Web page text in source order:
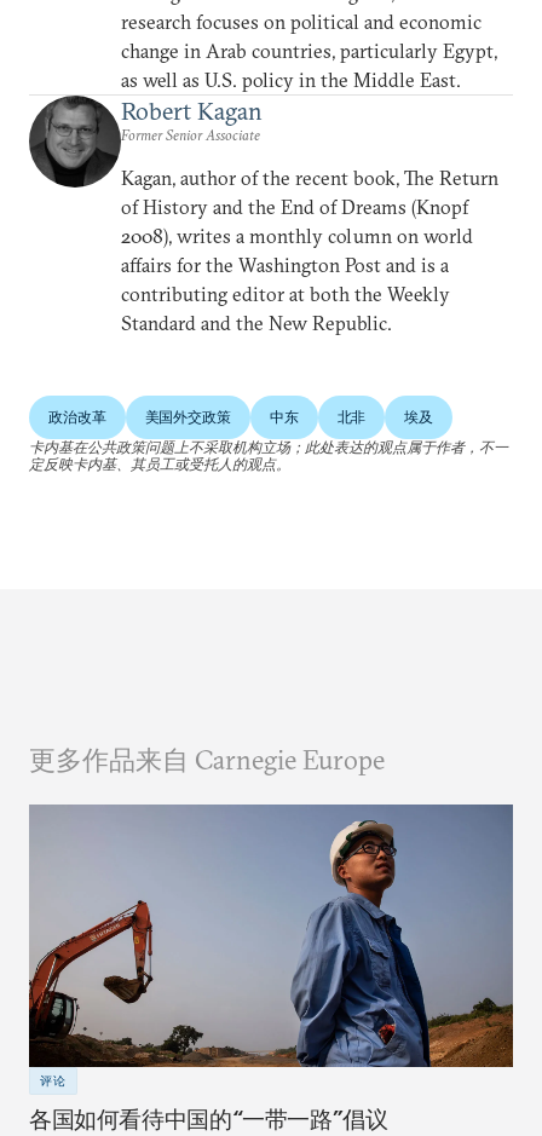
research focuses on political and economic
change in Arab countries, particularly Egypt,
as well as U.S. policy in the Middle East.
Robert Kagan
Former Senior Associate
Kagan, author of the recent book, The Return
of History and the End of Dreams (Knopf
2008), writes a monthly column on world
affairs for the Washington Post and is a
contributing editor at both the Weekly
Standard and the New Republic.
政治改革 美国外交政策 中东 北非
埃及
卡内基在公共政策问题上不采取机构立场；此处表达的观点属于作者，不一
定反映卡内基、其员工或受托人的观点。
更多作品来自 Carnegie Europe
评论
各国如何看待中国的“一带一路”倡议